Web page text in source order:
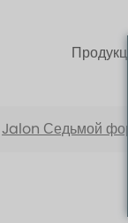
Jalon Седьмой